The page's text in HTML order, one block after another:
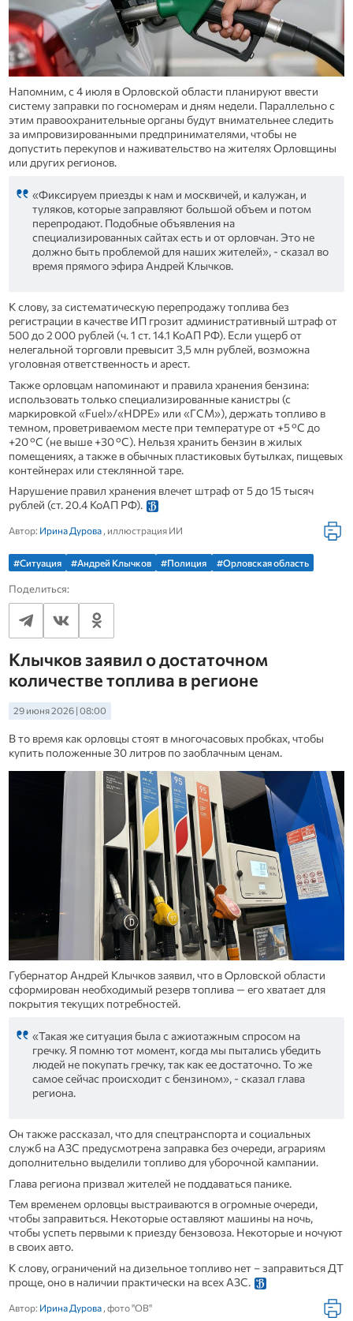
Напомним, с 4 июля в Орловской области планируют ввести
систему заправки по госномерам и дням недели. Параллельно с
этим правоохранительные органы будут внимательнее следить
за импровизированными предпринимателями, чтобы не
допустить перекупов и наживательство на жителях Орловщины
или других регионов.
«Фиксируем приезды к нам и москвичей, и калужан, и
туляков, которые заправляют большой объем и потом
перепродают. Подобные объявления на
специализированных сайтах есть и от орловчан. Это не
должно быть проблемой для наших жителей», - сказал во
время прямого эфира Андрей Клычков.
К слову, за систематическую перепродажу топлива без
регистрации в качестве ИП грозит административный штраф от
500 до 2 000 рублей (ч. 1 ст. 14.1 КоАП РФ). Если ущерб от
нелегальной торговли превысит 3,5 млн рублей, возможна
уголовная ответственность и арест.
Также орловцам напоминают и правила хранения бензина:
использовать только специализированные канистры (с
маркировкой «Fuel»/«HDPE» или «ГСМ»), держать топливо в
темном, проветриваемом месте при температуре от +5 °C до
+20 °C (не выше +30 °C). Нельзя хранить бензин в жилых
помещениях, а также в обычных пластиковых бутылках, пищевых
контейнерах или стеклянной таре.
Нарушение правил хранения влечет штраф от 5 до 15 тысяч
рублей (ст. 20.4 КоАП РФ).
Автор: Ирина Дурова, иллюстрация ИИ
#Ситуация #Андрей Клычков #Полиция #Орловская область
Поделиться:
Клычков заявил о достаточном
количестве топлива в регионе
29 июня 2026 | 08:00
В то время как орловцы стоят в многочасовых пробках, чтобы
купить положенные 30 литров по заоблачным ценам.
Губернатор Андрей Клычков заявил, что в Орловской области
сформирован необходимый резерв топлива — его хватает для
покрытия текущих потребностей.
«Такая же ситуация была с ажиотажным спросом на
гречку. Я помню тот момент, когда мы пытались убедить
людей не покупать гречку, так как ее достаточно. То же
самое сейчас происходит с бензином», - сказал глава
региона.
Он также рассказал, что для спецтранспорта и социальных
служб на АЗС предусмотрена заправка без очереди, аграриям
дополнительно выделили топливо для уборочной кампании.
Глава региона призвал жителей не поддаваться панике.
Тем временем орловцы выстраиваются в огромные очереди,
чтобы заправиться. Некоторые оставляют машины на ночь,
чтобы успеть первыми к приезду бензовоза. Некоторые и ночуют
в своих авто.
К слову, ограничений на дизельное топливо нет – заправиться ДТ
проще, оно в наличии практически на всех АЗС.
Автор: Ирина Дурова, фото "ОВ"